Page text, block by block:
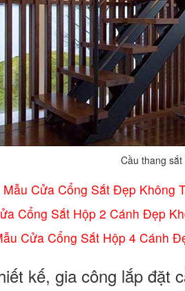
Cầu thang
Cửa Cổng Sắt Đẹp Không
Cổng Sắt Hộp 2 Cánh Đẹp
Cửa Cổng Sắt Hộp 4 Cánh
kế, gia công lắp đặt